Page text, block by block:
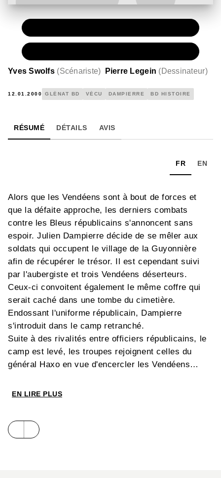
Yves Swolfs (Scénariste) Pierre Legein (Dessinateur)
12.01.2000 GLÉNAT BD VÉCU DAMPIERRE BD HISTOIRE
RÉSUMÉ DÉTAILS AVIS
FR EN
Alors que les Vendéens sont à bout de forces et
que la défaite approche, les derniers combats
contre les Bleus républicains s'annoncent sans
espoir. Julien Dampierre décide de se mêler aux
soldats qui occupent le village de la Guyonnière
afin de récupérer le trésor. Il est cependant suivi
par l'aubergiste et trois Vendéens déserteurs.
Ceux-ci convoitent également le même coffre qui
serait caché dans une tombe du cimetière.
Endossant l'uniforme républicain, Dampierre
s'introduit dans le camp retranché.
Suite à des rivalités entre officiers républicains, le
camp est levé, les troupes rejoignent celles du
général Haxo en vue d'encercler les Vendéens
Dampierre est près du but, il s'apprête à déterrer le
S'ensuit une lutte sanglante dans le petit cimetière
du village.
EN LIRE PLUS